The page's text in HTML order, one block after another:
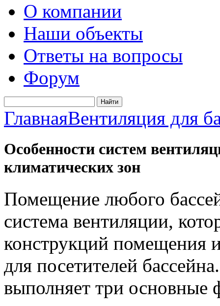
О компании
Наши объекты
Ответы на вопросы
Форум
ГлавнаяВентиляция для
Особенности систем
климатических зон
Помещение любого
система вентиляции,
конструкций помещения
для посетителей
выполняет три основные